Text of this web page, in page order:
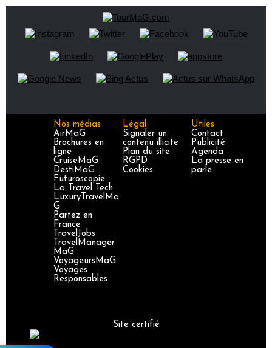
Nos médias
AirMaG
Brochures en
ligne
CruiseMaG
DestiMaG
Futuroscopie
La Travel Tech
LuxuryTravelMa
G
Partez en
France
TravelJobs
TravelManager
MaG
VoyageursMaG
Voyages
Responsables
Légal
Signaler un
contenu illicite
Plan du site
RGPD
Cookies
Utiles
Contact
Publicité
Agenda
La presse en
parle
Site certifié